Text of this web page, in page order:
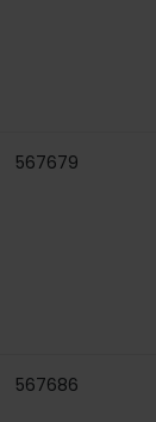
567679
567686